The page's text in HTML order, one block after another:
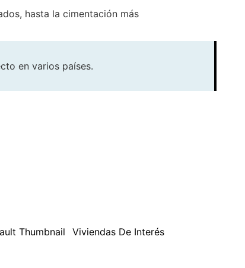
hasta la cimentación más
en varios países.
Viviendas De Interés